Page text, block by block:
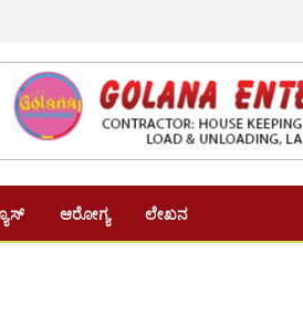
ಆರೋಗ್ಯ ಲೇಖನ